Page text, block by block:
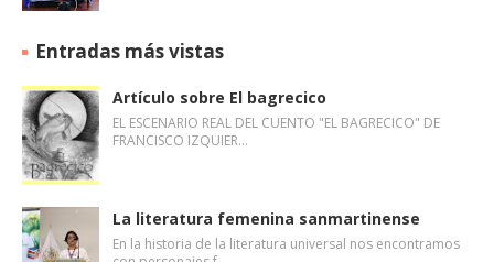
Entradas más vistas
Artículo sobre El bagrecico
EL ESCENARIO REAL DEL CUENTO "EL BAGRECICO" DE
FRANCISCO IZQUIER…
La literatura femenina sanmartinense
En la historia de la literatura universal nos encontramos